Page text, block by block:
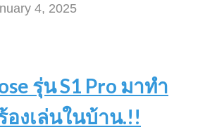
4, 2025
รุ่น S1 Pro มาทำ
องเล่นในบ้าน.!!